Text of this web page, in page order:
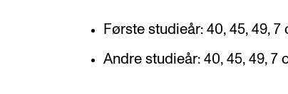
Første studieår: 40, 45, 49, 7
Andre studieår: 40, 45, 49, 7